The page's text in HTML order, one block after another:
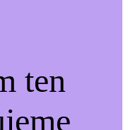
ten